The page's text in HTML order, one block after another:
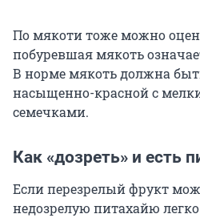
По мякоти тоже можно
побуревшая мякоть
В норме мякоть должна
насыщенно-красной с
семечками.
Как «дозреть» и есть
Если перезрелый фрукт
недозрелую питахайю легко